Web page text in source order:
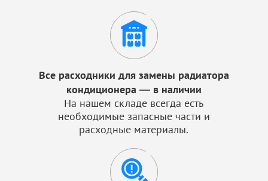
Все расходники для замены радиатора
кондиционера — в наличии
На нашем складе всегда есть
необходимые запасные части и
расходные материалы.